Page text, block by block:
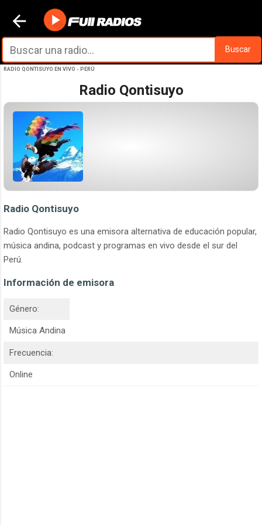
Ir al contenido principal
Buscar
RADIO QONTISUYO EN VIVO - PERÚ
Radio Qontisuyo
Radio Qontisuyo
Radio Qontisuyo es una emisora alternativa de educación popular,
música andina, podcast y programas en vivo desde el sur del
Perú.
Información de emisora
Género:
Música Andina
Frecuencia:
Online